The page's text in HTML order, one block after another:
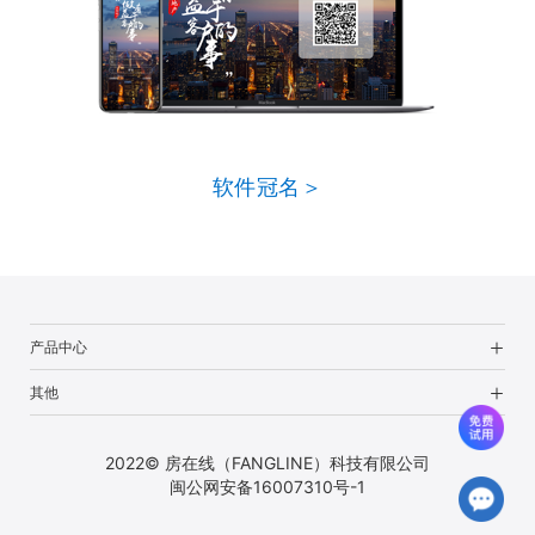
软件冠名＞
产品中心
其他
2022© 房在线（FANGLINE）科技有限公司
闽公网安备16007310号-1